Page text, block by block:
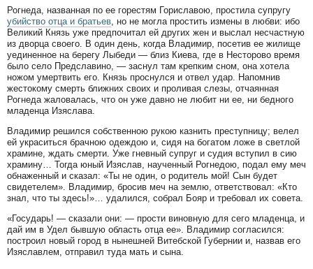
Рогнеда, названная по ее горестям Гориславою, простила супругу
убийство отца и братьев , но не могла простить измены в любви: ибо
Великий Князь уже предпочитал ей других жен и выслал несчастную
из дворца своего. В один день, когда Владимир, посетив ее жилище
уединенное на берегу Лыбеди — близ Киева, где в Несторово время
было село Предславино, — заснул там крепким сном, она хотела
ножом умертвить его. Князь проснулся и отвел удар. Напомнив
жестокому смерть ближних своих и проливая слезы, отчаянная
Рогнеда жаловалась, что он уже давно не любит ни ее, ни бедного
младенца Изяслава.
Владимир решился собственною рукою казнить преступницу; велел
ей украситься брачною одеждою и, сидя на богатом ложе в светлой
храмине, ждать смерти. Уже гневный супруг и судия вступил в сию
храмину… Тогда юный Изяслав, наученный Рогнедою, подал ему меч
обнаженный и сказал: «Ты не один, о родитель мой! Сын будет
свидетелем». Владимир, бросив меч на землю, ответствовал: «Кто
знал, что ты здесь!»… удалился, собрал Бояр и требовал их совета.
«Государь! — сказали они: — прости виновную для сего младенца, и
дай им в Удел бывшую область отца ее». Владимир согласился:
построил новый город в нынешней Витебской Губернии и, назвав его
Изяславлем, отправил туда мать и сына.